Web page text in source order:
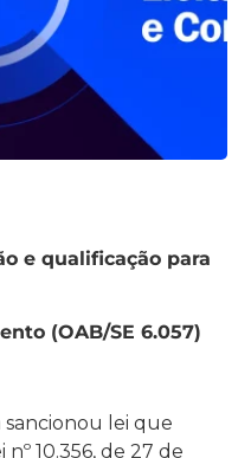
e qualificação para
(OAB/SE 6.057)
sancionou lei que
10.356, de 27 de